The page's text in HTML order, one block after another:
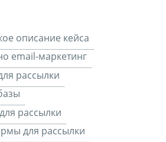
описание кейса
email-маркетинг
рассылки
рассылки
для рассылки